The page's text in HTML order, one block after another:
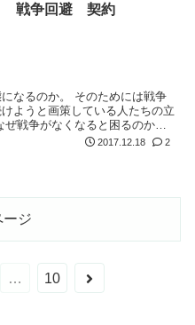
戦争回避 契約
なるのか。 そのためには戦争
ようと画策している人たちの立
戦争がなくなると困るのか？
んでいるらしい。石油利権、天
2017.12.18 2
ージ
… 10
次